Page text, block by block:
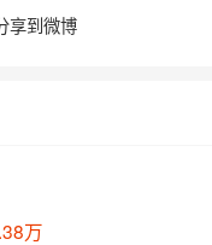
享到微博
万